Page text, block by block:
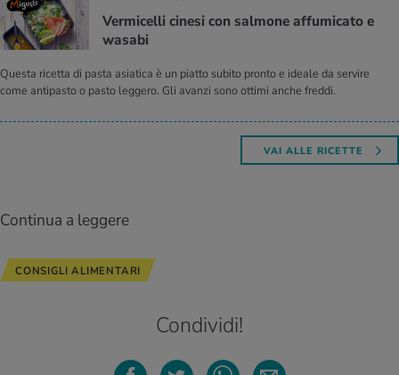
Ver­mi­cel­li ci­ne­si con sal­mo­ne af­fu­mi­ca­to e
wa­sa­bi
Questa ricetta di pasta asiatica è un piatto subito pronto e ideale da servire
come antipasto o pasto leggero. Gli avanzi sono ottimi anche freddi.
VAI ALLE RICETTE
Continua a leggere
CONSIGLI ALIMENTARI
Condividi!